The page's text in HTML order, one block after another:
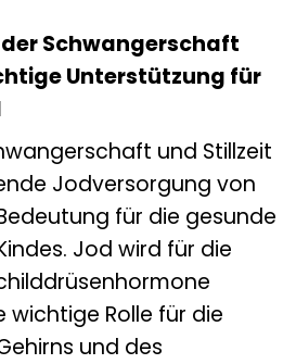
Schwangerschaft
Unterstützung für
und Stillzeit
Jodversorgung von
für die gesunde
Jod wird für die
wichtige Rolle für die
und des